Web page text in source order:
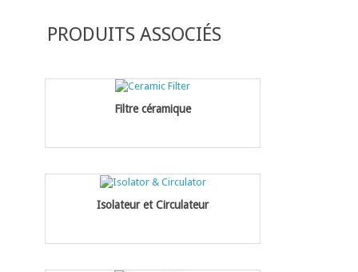
PRODUITS ASSOCIÉS
Filtre céramique
Isolateur et Circulateur